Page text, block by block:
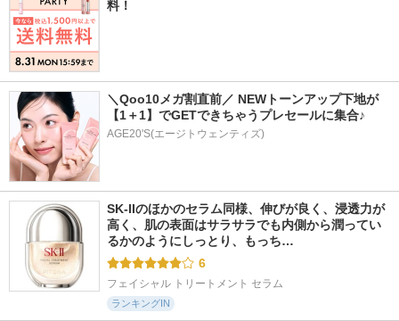
料！
＼Qoo10メガ割直前／ NEWトーンアップ下地が
【1＋1】でGETできちゃうプレセールに集合♪
AGE20'S(エージトウェンティズ)
SK-IIのほかのセラム同様、伸びが良く、浸透力が
高く、肌の表面はサラサラでも内側から潤ってい
るかのようにしっとり、もっち…
6
フェイシャル トリートメント セラム
ランキングIN